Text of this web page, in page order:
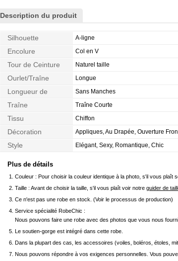
Description du produit
Silhouette A-ligne
Encolure Col en V
Tour de Ceinture Naturel taille
Ourlet/Traîne Longue
Longueur de
Manches
Sans Manches
Traîne Traîne Courte
Tissu Chiffon
Décoration Appliques, Au Drapée, Ouverture
Style Elégant, Sexy, Romantique, Chic
Plus de détails
Couleur : Pour choisir la couleur identique à la photo, s'il vous plaît
Taille : Avant de choisir la taille, s'il vous plaît voir notre guider de
Ce n'est pas une robe en stock. (Voir le processus de production)
Service spécialité RobeChic :
Nous pouvons faire une robe avec des photos que vous nous
Le soutien-gorge est intégré dans cette robe.
Dans la plupart des cas, les accessoires (voiles, boléros, étoles,
Nous pouvons répondre à vos exigences personnelles. Vous